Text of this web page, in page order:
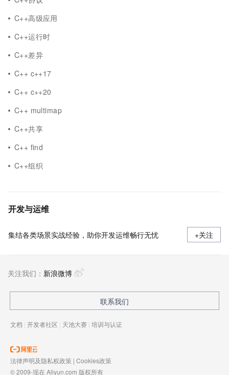
C++高级应用
C++运行时
C++差异
C++ c++17
C++ c++20
C++ multimap
C++共享
C++ find
C++组织
开发与运维
集结各类场景实战经验，助你开发运维畅行无忧 +关注
关注我们： 新浪微博
联系我们
文档 | 开发者社区 | 天池大赛 | 培训与认证
法律声明及隐私权政策 | Cookies政策
© 2009-现在 Aliyun.com 版权所有